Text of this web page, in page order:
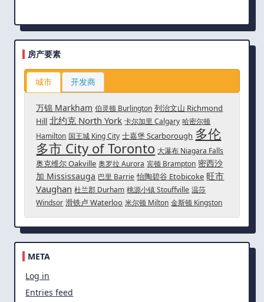
房产要素
城市 开发商
万锦 Markham 伯灵顿 Burlington 列治文山 Richmond
Hill 北约克 North York 卡尔加里 Calgary 哈密尔顿
Hamilton 国王城 King City 士嘉堡 Scarborough 多伦
多市 City of Toronto 大瀑布 Niagara Falls
奥克维尔 Oakville 奥罗拉 Aurora 宾顿 Brampton 密西沙
加 Mississauga 巴里 Barrie 怡陶碧谷 Etobicoke 旺市
Vaughan 杜兰郡 Durham 桃源小镇 Stouffville 温莎
Windsor 滑铁卢 Waterloo 米尔顿 Milton 金斯顿 Kingston
META
Log in
Entries feed